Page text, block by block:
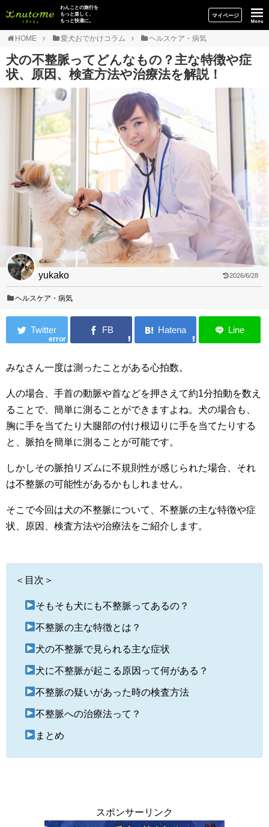
イヌトミィ
わんことの旅行を
もっと楽しく、
もっと快適に。
マイページ
HOME 愛犬おでかけコラム ヘルスケア・病気
犬の不整脈ってどんなもの？主な特徴や症
状、原因、検査方法や治療法を解説！
yukako 2026/6/28
ヘルスケア・病気
error
みなさん一度は測ったことがある心拍数。
人の場合、手首の動脈や首などを押さえて約1分拍動を数え
ることで、簡単に測ることができますよね。犬の場合も、
胸に手を当てたり大腿部の付け根辺りに手を当てたりする
と、脈拍を簡単に測ることが可能です。
しかしその脈拍リズムに不規則性が感じられた場合、それ
は不整脈の可能性があるかもしれません。
そこで今回は犬の不整脈について、不整脈の主な特徴や症
状、原因、検査方法や治療法をご紹介します。
＜目次＞
そもそも犬にも不整脈ってあるの？
不整脈の主な特徴とは？
犬の不整脈で見られる主な症状
犬に不整脈が起こる原因って何がある？
不整脈の疑いがあった時の検査方法
不整脈への治療法って？
まとめ
スポンサーリンク